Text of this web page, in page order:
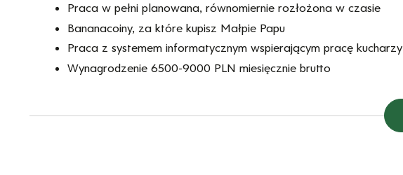
Praca w pełni planowana, równomiernie rozłożona w czasie
Bananacoiny, za które kupisz Małpie Papu
Praca z systemem informatycznym wspierającym pracę kucharzy
Wynagrodzenie 6500-9000 PLN miesięcznie brutto